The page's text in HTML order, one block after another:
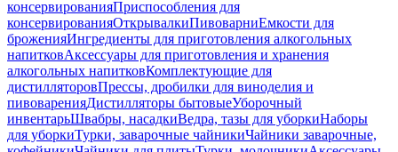
консервированияПриспособления для
консервированияОткрывалкиПивоварниЕмкости для
броженияИнгредиенты для приготовления алкогольных
напитковАксессуары для приготовления и хранения
алкогольных напитковКомплектующие для
дистилляторовПрессы, дробилки для виноделия и
пивоваренияДистилляторы бытовыеУборочный
инвентарьШвабры, насадкиВедра, тазы для уборкиНаборы
для уборкиТурки, заварочные чайникиЧайники заварочные,